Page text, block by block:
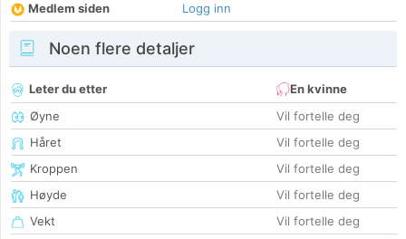
Medlem siden
Logg inn
Noen flere detaljer
Leter du etter
En kvinne
Øyne
Vil fortelle deg
Håret
Vil fortelle deg
Kroppen
Vil fortelle deg
Høyde
Vil fortelle deg
Vekt
Vil fortelle deg